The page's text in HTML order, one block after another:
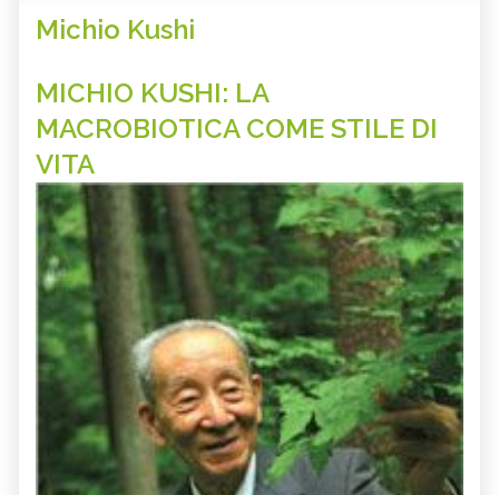
Michio Kushi
MICHIO KUSHI: LA
MACROBIOTICA COME STILE DI
VITA